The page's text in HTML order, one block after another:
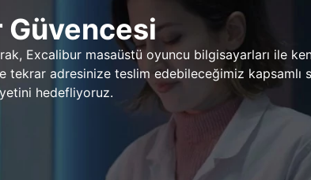
Güvencesi
Excalibur masaüstü oyuncu bilgisayarları ile
tekrar adresinize teslim edebileceğimiz kapsamlı
hedefliyoruz.